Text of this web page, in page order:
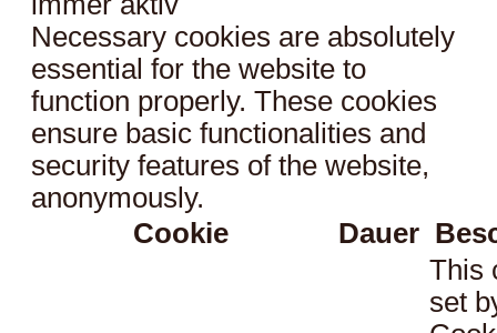
Necessary cookies are absolutely
essential for the website to
function properly. These cookies
ensure basic functionalities and
security features of the website,
anonymously.
Cookie
Dauer
This
set